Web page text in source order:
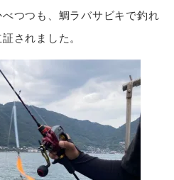
つつも、鯛ラバサビキで釣れ
されました。